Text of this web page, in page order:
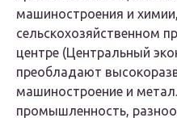
машиностроения и
сельскохозяйственном
центре (Центральный
преобладают
машиностроение и
промышленность,